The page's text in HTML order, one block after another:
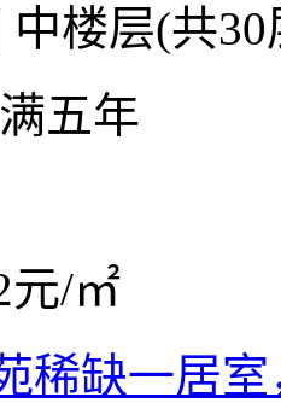
中楼层(共
满五年
元/㎡
稀缺一居